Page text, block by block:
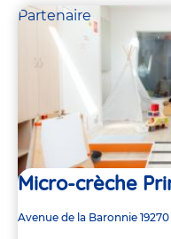
Partenaire
Micro-crèche
Adresse
Avenue de la Baronnie 19270